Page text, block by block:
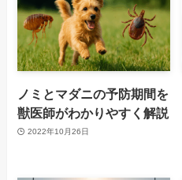
ノミとマダニの予防期間を
獣医師がわかりやすく解説
2022年10月26日